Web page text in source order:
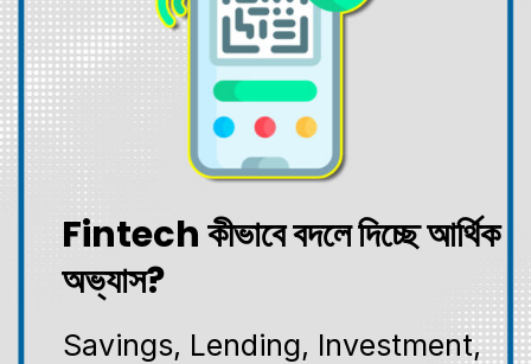
Savings, Lending, Investment,
Fintech কীভাবে বদলে দিচ্ছে আর্থিক
অভ্যাস?